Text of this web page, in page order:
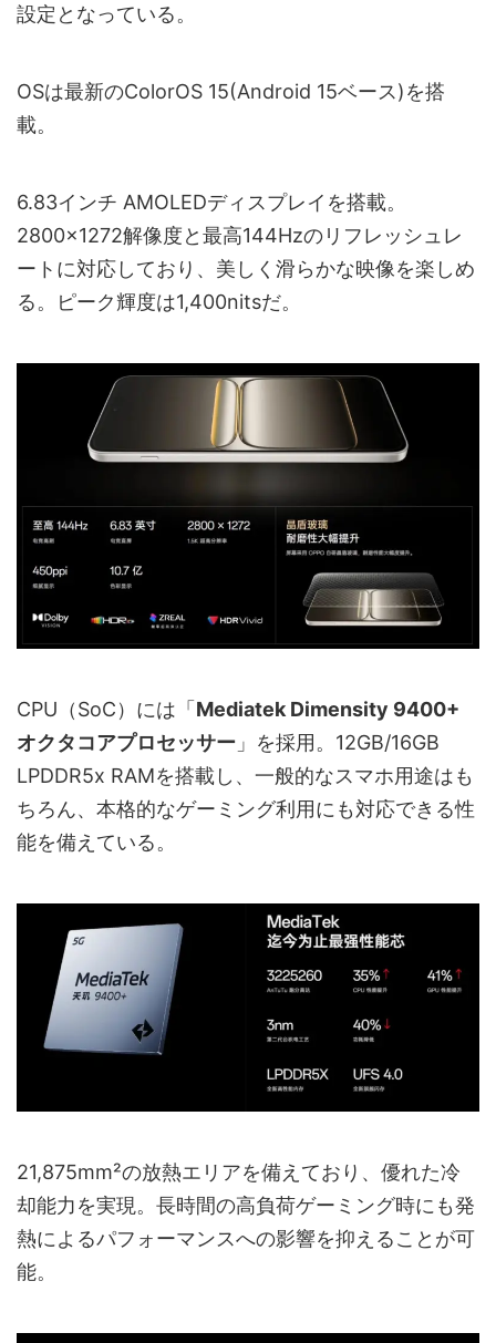
設定となっている。
OSは最新のColorOS 15(Android 15ベース)を搭
載。
6.83インチ AMOLEDディスプレイを搭載。
2800×1272解像度と最高144Hzのリフレッシュレ
ートに対応しており、美しく滑らかな映像を楽しめ
る。ピーク輝度は1,400nitsだ。
CPU（SoC）には「 Mediatek Dimensity 9400+
オクタコアプロセッサー 」を採用。12GB/16GB
LPDDR5x RAMを搭載し、一般的なスマホ用途はも
ちろん、本格的なゲーミング利用にも対応できる性
能を備えている。
21,875mm²の放熱エリアを備えており、優れた冷
却能力を実現。長時間の高負荷ゲーミング時にも発
熱によるパフォーマンスへの影響を抑えることが可
能。